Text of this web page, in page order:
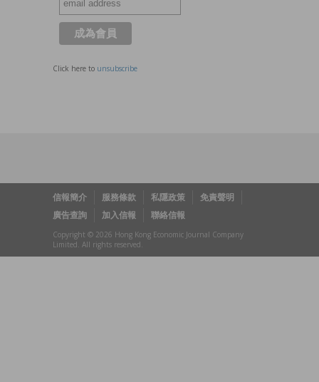
Click here to unsubscribe
信報簡介 服務條款 私隱政策
免責聲明
廣告查詢
加入信報 聯絡信報
Copyright © 2026 Hong Kong Economic Journal Company
Limited. All rights reserved.